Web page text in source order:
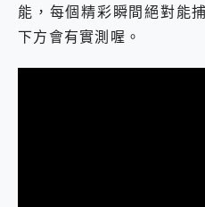
能，每個精彩瞬間絕對能
下方會有實測喔。